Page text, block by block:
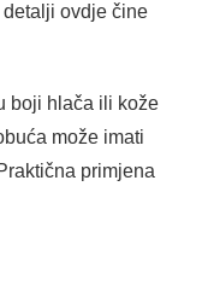
ovdje čine
boji hlača ili kože
može imati
primjena